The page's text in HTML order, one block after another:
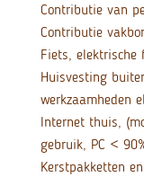
Contributie van
Contributie
Fiets, elektrische
Huisvesting
werkzaamheden
Internet thuis,
gebruik, PC <
Kerstpakketten